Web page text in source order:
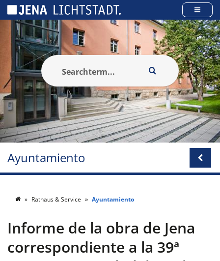
Ayuntamiento
Rathaus & Service Ayuntamiento
Informe de la obra de Jena
correspondiente a la 39ª
Panel de gestión de cookies